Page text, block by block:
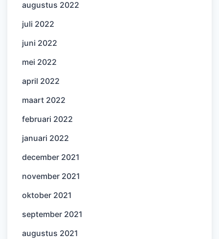
augustus 2022
juli 2022
juni 2022
mei 2022
april 2022
maart 2022
februari 2022
januari 2022
december 2021
november 2021
oktober 2021
september 2021
augustus 2021